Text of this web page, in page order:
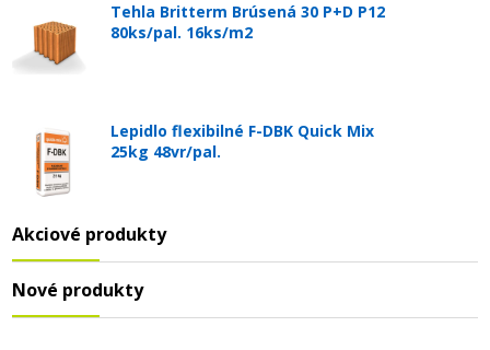
Tehla Britterm Brúsená 30 P+D P12
80ks/pal. 16ks/m2
Lepidlo flexibilné F-DBK Quick Mix
25kg 48vr/pal.
Akciové produkty
Nové produkty